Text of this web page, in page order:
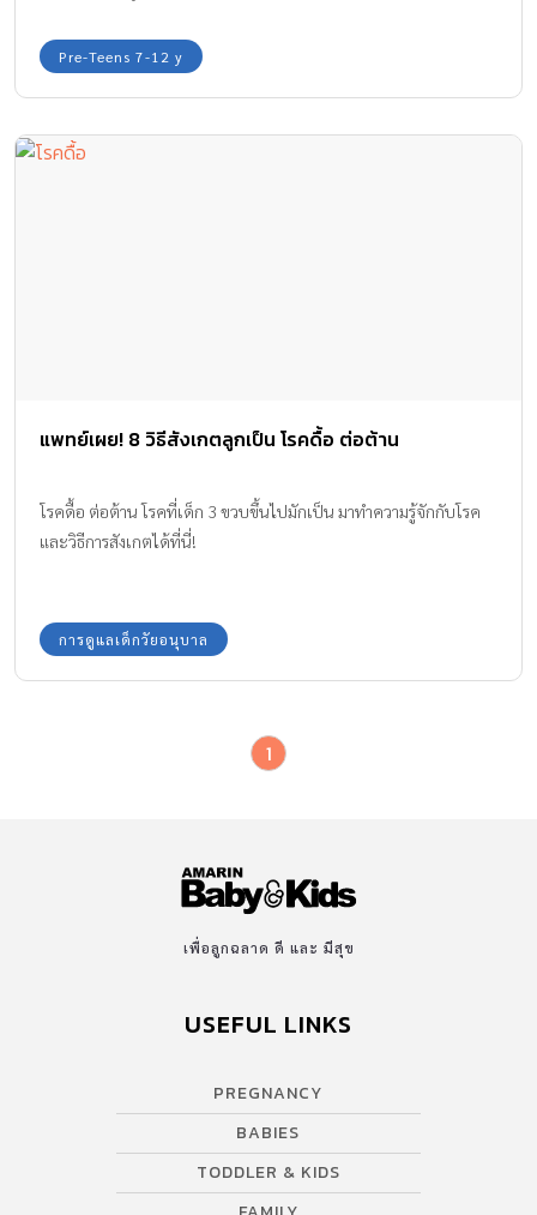
Pre-Teens 7-12 y
แพทย์เผย! 8 วิธีสังเกตลูกเป็น โรคดื้อ ต่อต้าน
โรคดื้อ ต่อต้าน โรคที่เด็ก 3 ขวบขึ้นไปมักเป็น มาทำความรู้จักกับโรค
และวิธีการสังเกตได้ที่นี่!
การดูแลเด็กวัยอนุบาล
1
เพื่อลูกฉลาด ดี และ มีสุข
USEFUL LINKS
PREGNANCY
BABIES
TODDLER & KIDS